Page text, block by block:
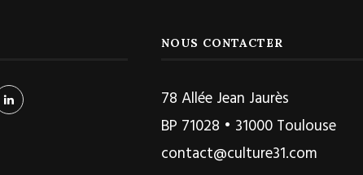
NOUS CONTACTER
78 Allée Jean Jaurès
BP 71028 • 31000 Toulouse
contact@culture31.com